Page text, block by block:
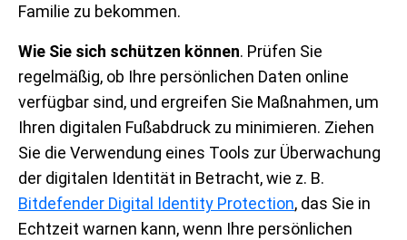
Familie zu bekommen.
Wie Sie sich schützen können. Prüfen Sie
regelmäßig, ob Ihre persönlichen Daten online
verfügbar sind, und ergreifen Sie Maßnahmen, um
Ihren digitalen Fußabdruck zu minimieren. Ziehen
Sie die Verwendung eines Tools zur Überwachung
der digitalen Identität in Betracht, wie z. B.
Bitdefender Digital Identity Protection, das Sie in
Echtzeit warnen kann, wenn Ihre persönlichen